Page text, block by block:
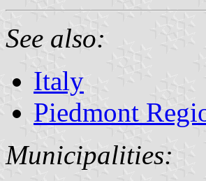
See also:
Italy
Piedmont
Municipalities: